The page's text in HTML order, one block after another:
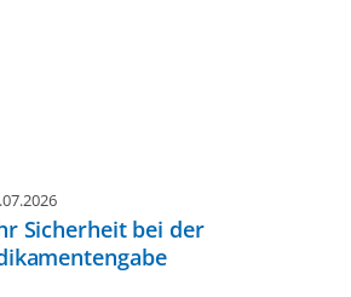
Sicherheit bei der